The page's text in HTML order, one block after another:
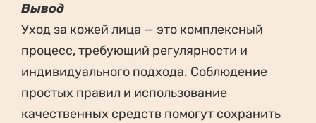
Вывод
Уход за кожей лица — это комплексный
процесс, требующий регулярности и
индивидуального подхода. Соблюдение
простых правил и использование
качественных средств помогут сохранить